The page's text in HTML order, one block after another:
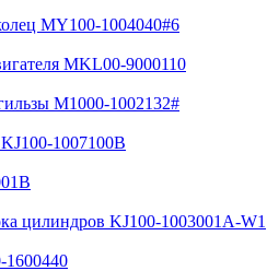
MY100-1004040#6
MKL00-9000110
M1000-1002132#
1007100B
цилиндров KJ100-1003001A-W1
1600440